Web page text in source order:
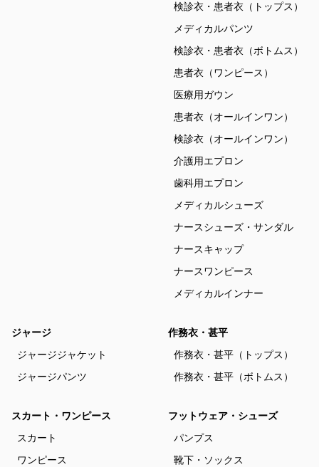
検診衣・患者衣（トップス）
メディカルパンツ
検診衣・患者衣（ボトムス）
患者衣（ワンピース）
医療用ガウン
患者衣（オールインワン）
検診衣（オールインワン）
介護用エプロン
歯科用エプロン
メディカルシューズ
ナースシューズ・サンダル
ナースキャップ
ナースワンピース
メディカルインナー
ジャージ
ジャージジャケット
ジャージパンツ
作務衣・甚平
作務衣・甚平（トップス）
作務衣・甚平（ボトムス）
スカート・ワンピース
スカート
ワンピース
フットウェア・シューズ
パンプス
靴下・ソックス